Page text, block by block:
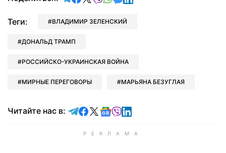
Теги: ВЛАДИМИР ЗЕЛЕНСКИЙ
ДОНАЛЬД ТРАМП
РОССИЙСКО-УКРАИНСКАЯ ВОЙНА
МИРНЫЕ ПЕРЕГОВОРЫ МАРЬЯНА БЕЗУГЛАЯ
Читайте нас в: Читайте в Telegram
Читайте в Facebook
Читайте в X
Читайте в Google news
Читайте в Viber
Читайте в LinkedIn